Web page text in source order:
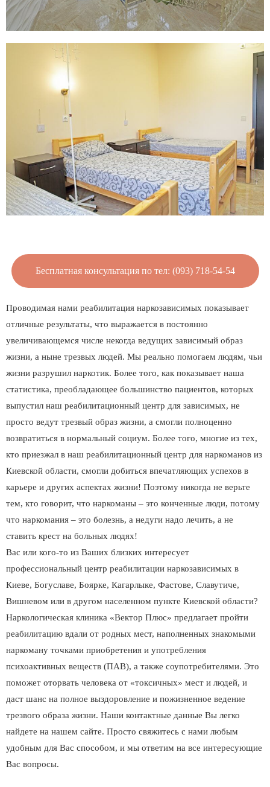
Бесплатная консультация по тел: (093) 718-54-54
Проводимая нами реабилитация наркозависимых показывает
отличные результаты, что выражается в постоянно
увеличивающемся числе некогда ведущих зависимый образ
жизни, а ныне трезвых людей. Мы реально помогаем людям, чьи
жизни разрушил наркотик. Более того, как показывает наша
статистика, преобладающее большинство пациентов, которых
выпустил наш реабилитационный центр для зависимых, не
просто ведут трезвый образ жизни, а смогли полноценно
возвратиться в нормальный социум. Более того, многие из тех,
кто приезжал в наш реабилитационный центр для наркоманов из
Киевской области, смогли добиться впечатляющих успехов в
карьере и других аспектах жизни! Поэтому никогда не верьте
тем, кто говорит, что наркоманы – это конченные люди, потому
что наркомания – это болезнь, а недуги надо лечить, а не
ставить крест на больных людях!
Вас или кого-то из Ваших близких интересует
профессиональный центр реабилитации наркозависимых в
Киеве, Богуславе, Боярке, Кагарлыке, Фастове, Славутиче,
Вишневом или в другом населенном пункте Киевской области?
Наркологическая клиника «Вектор Плюс» предлагает пройти
реабилитацию вдали от родных мест, наполненных знакомыми
наркоману точками приобретения и употребления
психоактивных веществ (ПАВ), а также соупотребителями. Это
поможет оторвать человека от «токсичных» мест и людей, и
даст шанс на полное выздоровление и пожизненное ведение
трезвого образа жизни. Наши контактные данные Вы легко
найдете на нашем сайте. Просто свяжитесь с нами любым
удобным для Вас способом, и мы ответим на все интересующие
Вас вопросы.